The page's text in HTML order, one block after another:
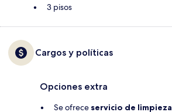
3 pisos
Cargos y políticas
Opciones extra
Se ofrece servicio de limpieza